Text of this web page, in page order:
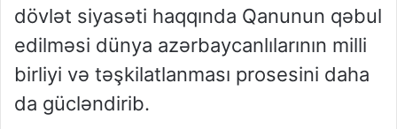
dövlət siyasəti haqqında Qanunun qəbul
edilməsi dünya azərbaycanlılarının milli
birliyi və təşkilatlanması prosesini daha
da gücləndirib.